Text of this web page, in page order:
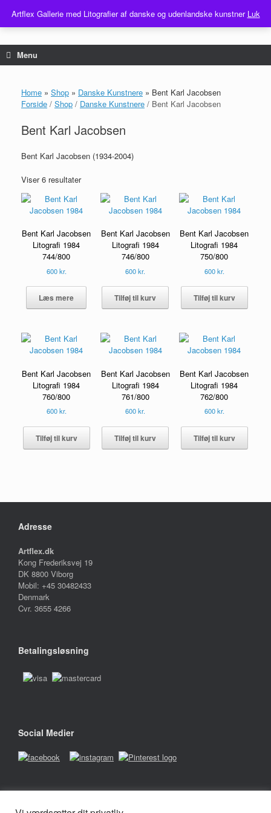
Artflex Gallerie med Litografier af danske og udenlandske kunstner Luk
til
Menu
Home » Shop » Danske Kunstnere » Bent Karl Jacobsen
Forside / Shop / Danske Kunstnere / Bent Karl Jacobsen
Bent Karl Jacobsen
Bent Karl Jacobsen (1934-2004)
Viser 6 resultater
Bent Karl Jacobsen
Litografi 1984
744/800
600kr.
Læs mere
Bent Karl Jacobsen
Litografi 1984
746/800
600kr.
Tilføj til kurv
Bent Karl Jacobsen
Litografi 1984
750/800
600kr.
Tilføj til kurv
Bent Karl Jacobsen
Litografi 1984
760/800
600kr.
Tilføj til kurv
Bent Karl Jacobsen
Litografi 1984
761/800
600kr.
Tilføj til kurv
Bent Karl Jacobsen
Litografi 1984
762/800
600kr.
Tilføj til kurv
Adresse
Artflex.dk
Kong Frederiksvej 19
DK 8800 Viborg
Mobil: +45 30482433
Denmark
Cvr. 3655 4266
Betalingsløsning
Social Medier